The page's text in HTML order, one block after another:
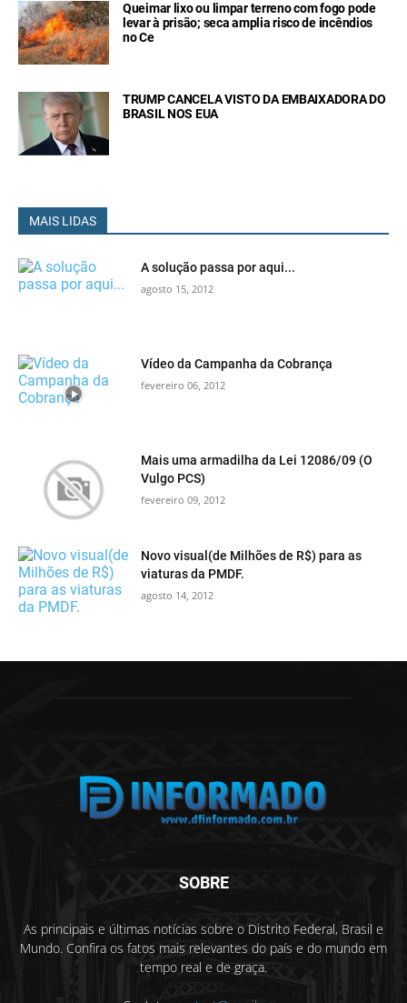
Queimar lixo ou limpar terreno com fogo pode
levar à prisão; seca amplia risco de incêndios
no Ce
TRUMP CANCELA VISTO DA EMBAIXADORA DO
BRASIL NOS EUA
MAIS LIDAS
A solução passa por aqui...
agosto 15, 2012
Vídeo da Campanha da Cobrança
fevereiro 06, 2012
Mais uma armadilha da Lei 12086/09 (O
Vulgo PCS)
fevereiro 09, 2012
Novo visual(de Milhões de R$) para as
viaturas da PMDF.
agosto 14, 2012
SOBRE
As principais e últimas notícias sobre o Distrito Federal, Brasil e
Mundo. Confira os fatos mais relevantes do país e do mundo em
tempo real e de graça.